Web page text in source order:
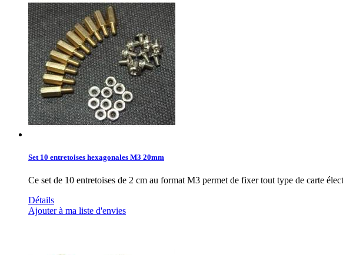
Set 10 entretoises hexagonales M3 20mm
Ce set de 10 entretoises de 2 cm au format M3 permet de fixer tout type de carte
Détails
Ajouter à ma liste d'envies